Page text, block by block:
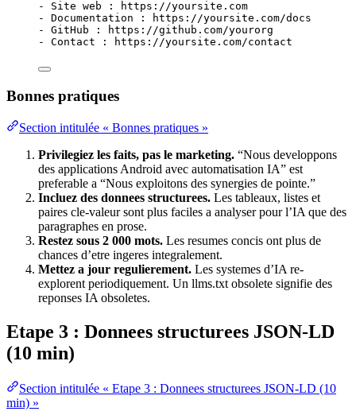
-
Site web : https://yoursite.com
-
Documentation : https://yoursite.com/docs
-
GitHub : https://github.com/yourorg
-
Contact : https://yoursite.com/contact
Bonnes pratiques
Section intitulée « Bonnes pratiques »
Privilegiez les faits, pas le marketing. “Nous developpons
des applications Android avec automatisation IA” est
preferable a “Nous exploitons des synergies de pointe.”
Incluez des donnees structurees. Les tableaux, listes et
paires cle-valeur sont plus faciles a analyser pour l’IA que des
paragraphes en prose.
Restez sous 2 000 mots. Les resumes concis ont plus de
chances d’etre ingeres integralement.
Mettez a jour regulierement. Les systemes d’IA re-
explorent periodiquement. Un llms.txt obsolete signifie des
reponses IA obsoletes.
Etape 3 : Donnees structurees JSON-LD
(10 min)
Section intitulée « Etape 3 : Donnees structurees JSON-LD (10
min) »